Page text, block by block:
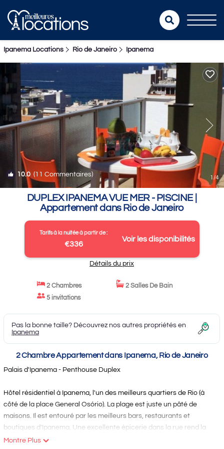
Ipanema Locations Rio de Janeiro Ipanema
10.0 (11 Commentaires) 1/4
DUPLEX IPANEMA VUE MER - PISCINE |
Appartement dans Rio de Janeiro
Tarifs à la nuitée à partir de :
€336
Voir les disponibilités
Détails du prix
2 Chambres
2 Salles De Bain
5 invitations
Pas la bonne taille? Découvrez nos autres propriétés en
Ipanema
2 Chambre Appartement dans Ipanema, Rio de Janeiro
Palais d'Ipanema - Penthouse Duplex
Hôtel résidentiel à Ipanema, l'un des meilleurs quartiers de Rio (à
côté de la place General Osório). La plage est juste un pâté de
maisons. Il est entouré par les meilleurs bars, restaurants et
boutiques d'Ipanema. Une excellente épicerie dans la rue rend la
préparation des repas très facile. Le bus à la station de métro de
Montre Plus